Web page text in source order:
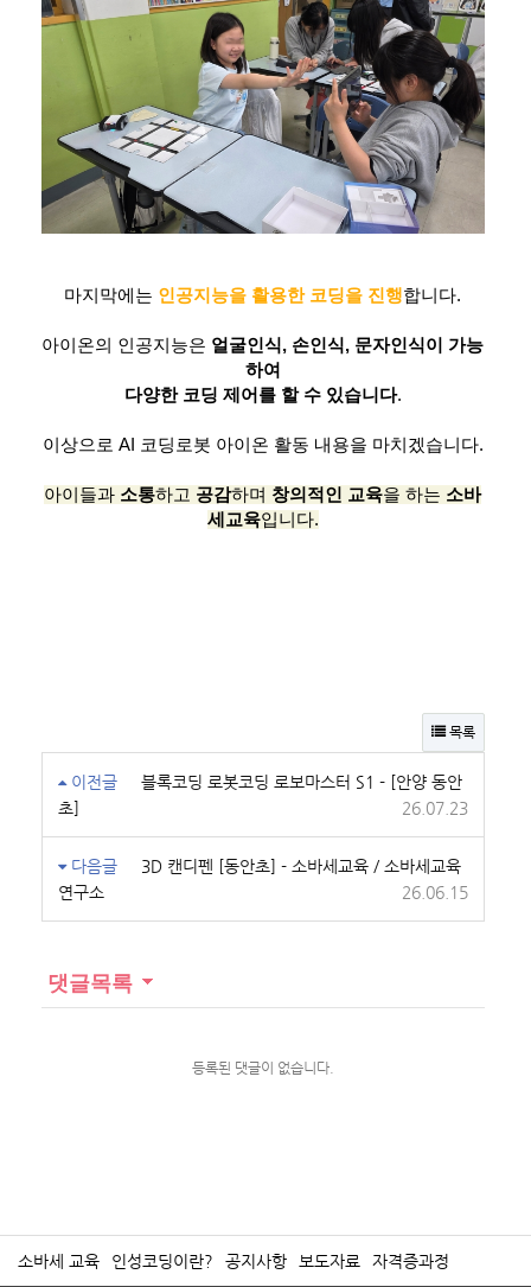
마지막에는 인공지능을 활용한 코딩을 진행합니다.
아이온의 인공지능은 얼굴인식, 손인식, 문자인식이 가능
하여
다양한 코딩 제어를 할 수 있습니다.
이상으로 AI 코딩로봇 아이온 활동 내용을 마치겠습니다.
아이들과 소통하고 공감하며 창의적인 교육을 하는 소바
세교육입니다.
목록
이전글
블록코딩 로봇코딩 로보마스터 S1 - [안양 동안
초]
26.07.23
다음글
3D 캔디펜 [동안초] - 소바세교육 / 소바세교육
연구소
26.06.15
댓글목록
등록된 댓글이 없습니다.
소바세 교육 인성코딩이란? 공지사항 보도자료 자격증과정